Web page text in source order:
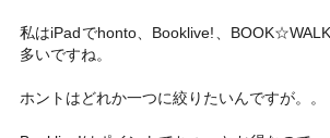
私はiPadでhonto、Booklive!、
多いですね。
ホントはどれか一つに絞りたいんですが。。